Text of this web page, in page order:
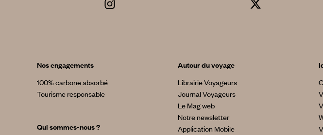
Nos engagements
100% carbone absorbé
Tourisme responsable
Qui sommes-nous ?
Autour du voyage
Librairie Voyageurs
Journal Voyageurs
Le Mag web
Notre newsletter
Application Mobile